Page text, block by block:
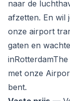
naar de
afzetten. En wil
onze airport
gaten en
met onze
bent.